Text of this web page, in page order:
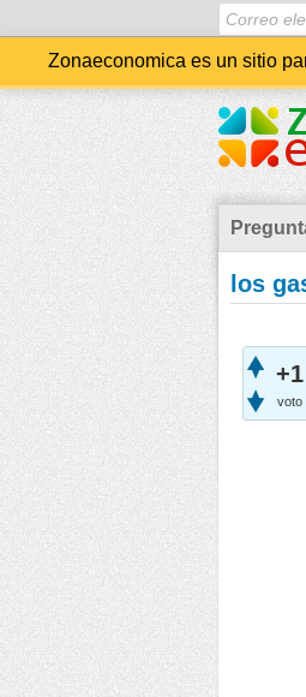
Zonaeconomica es un sitio
los
+1
voto